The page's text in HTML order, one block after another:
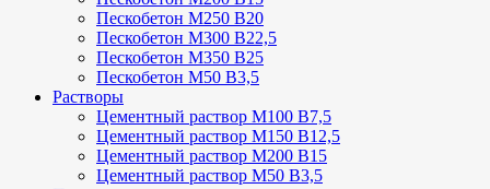
Пескобетон М250 В20
Пескобетон М300 В22,5
Пескобетон М350 В25
Пескобетон М50 В3,5
Растворы
Цементный раствор М100 В7,5
Цементный раствор М150 В12,5
Цементный раствор М200 В15
Цементный раствор М50 В3,5